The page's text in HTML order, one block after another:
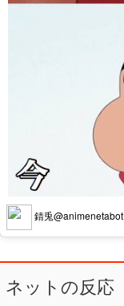
錆兎@animenetabot
ネットの反応